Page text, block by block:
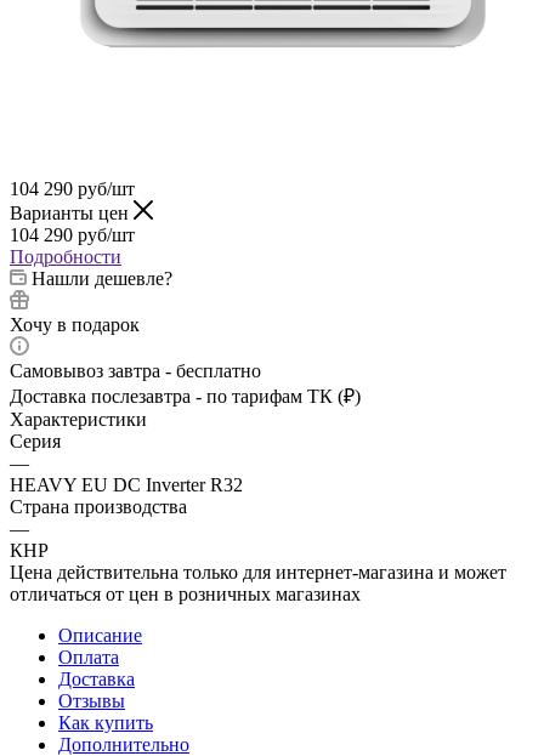
104 290 руб/шт
Варианты цен
104 290 руб/шт
Подробности
Нашли дешевле?
Хочу в подарок
Самовывоз завтра - бесплатно
Доставка послезавтра - по тарифам ТК (₽)
Характеристики
Серия
—
HEAVY EU DC Inverter R32
Страна производства
—
КНР
Цена действительна только для интернет-магазина и может
отличаться от цен в розничных магазинах
Описание
Оплата
Доставка
Отзывы
Как купить
Дополнительно